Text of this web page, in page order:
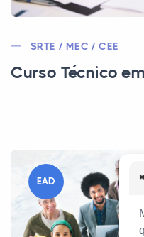
SRTE / MEC / CEE
Curso Técnico
EAD